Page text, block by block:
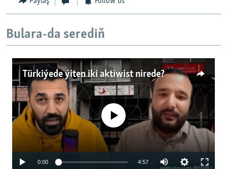
Bulara-da serediň
Türkiýede ýiten iki aktiwist nirede?
No media source currently available
0:00 4:57